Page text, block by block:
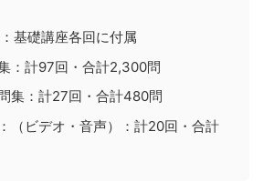
基礎講座各回に付属
：計97回・合計2,300問
集：計27回・合計480問
（ビデオ・音声）：計20回・合計